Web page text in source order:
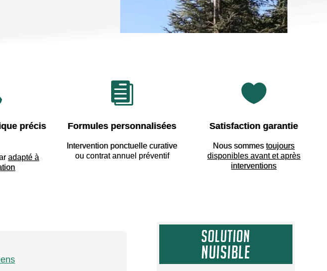
précis
adapté à

Formules personnalisées
Intervention ponctuelle curative
ou contrat annuel préventif

Satisfaction garantie
Nous sommestoujours
disponibles avant et après
interventions